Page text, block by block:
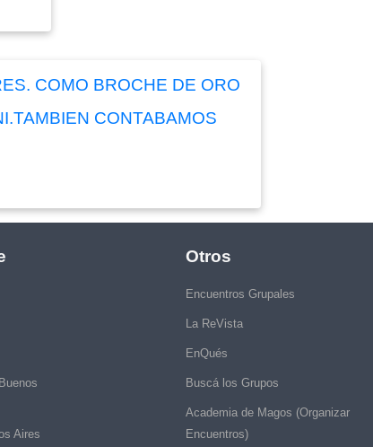
COMO BROCHE DE ORO
CONTABAMOS
Aires
Otros
Encuentros Grupales
La ReVista
EnQués
Buscá los Grupos
Academia de Magos (Organizar
Encuentros)